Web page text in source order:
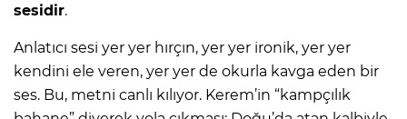
sesidir.
Anlatıcı sesi yer yer hırçın, yer yer ironik, yer yer
kendini ele veren, yer yer de okurla kavga eden bir
ses. Bu, metni canlı kılıyor. Kerem’in “kampçılık